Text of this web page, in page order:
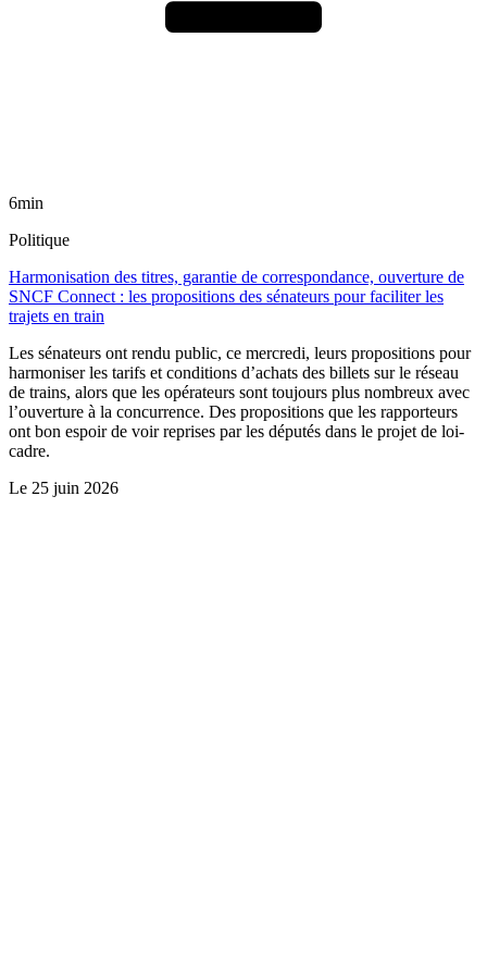
6min
Politique
Harmonisation des titres, garantie de correspondance, ouverture de
SNCF Connect : les propositions des sénateurs pour faciliter les
trajets en train
Les sénateurs ont rendu public, ce mercredi, leurs propositions pour
harmoniser les tarifs et conditions d’achats des billets sur le réseau
de trains, alors que les opérateurs sont toujours plus nombreux avec
l’ouverture à la concurrence. Des propositions que les rapporteurs
ont bon espoir de voir reprises par les députés dans le projet de loi-
cadre.
Le 25 juin 2026